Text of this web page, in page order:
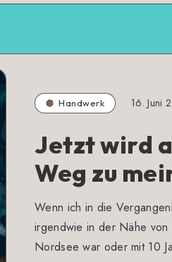
Handwerk 16. Juni
Jetzt wird
Weg zu
Wenn ich in die
irgendwie in der Nähe von
Nordsee war oder mit 10